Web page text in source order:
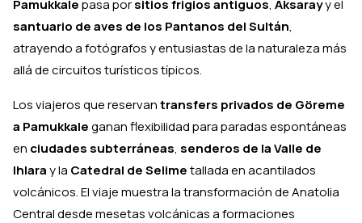
Pamukkalepasa porsitios frigios antiguos, Aksarayy el
santuario de aves de los Pantanos del Sultán,
atrayendo a fotógrafos y entusiastas de la naturaleza más
allá de circuitos turísticos típicos.
Los viajeros que reservantransfers privados de Göreme
a Pamukkaleganan flexibilidad para paradas espontáneas
en ciudades subterráneas, senderos de la Valle de
Ihlaray la Catedral de Selimetallada en acantilados
volcánicos. El viaje muestra la transformación de Anatolia
Central desde mesetas volcánicas a formaciones